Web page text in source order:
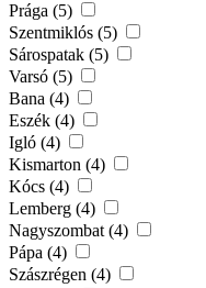
Prága (5)
Szentmiklós (5)
Sárospatak (5)
Varsó (5)
Bana (4)
Eszék (4)
Igló (4)
Kismarton (4)
Kócs (4)
Lemberg (4)
Nagyszombat (4)
Pápa (4)
Szászrégen (4)